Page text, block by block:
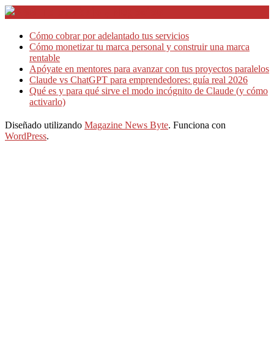
Cómo cobrar por adelantado tus servicios
Cómo monetizar tu marca personal y construir una marca
rentable
Apóyate en mentores para avanzar con tus proyectos paralelos
Claude vs ChatGPT para emprendedores: guía real 2026
Qué es y para qué sirve el modo incógnito de Claude (y cómo
activarlo)
Diseñado utilizando Magazine News Byte. Funciona con
WordPress.